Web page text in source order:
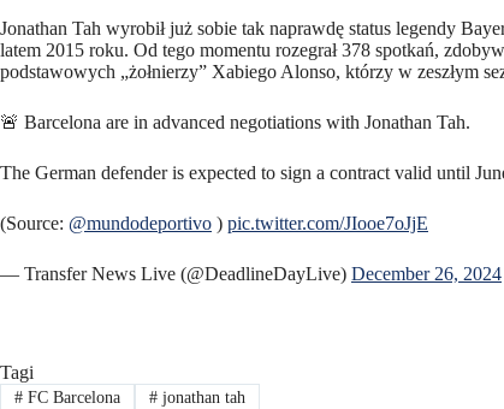
Jonathan Tah wyrobił już sobie tak naprawdę status legendy
latem 2015 roku. Od tego momentu rozegrał 378 spotkań,
podstawowych „żołnierzy” Xabiego Alonso, którzy w zeszłym
🚨 Barcelona are in advanced negotiations with Jonathan Tah.
The German defender is expected to sign a contract valid until
(Source: @mundodeportivo ) pic.twitter.com/JIooe7oJjE
— Transfer News Live (@DeadlineDayLive) December 26, 2024
Tagi
#FC Barcelona #jonathan tah